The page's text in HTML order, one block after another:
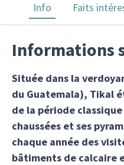
Info Faits
Informations
Située dans la
du Guatemala), Tikal
de la période
chaussées et ses
chaque année des
bâtiments de calcaire